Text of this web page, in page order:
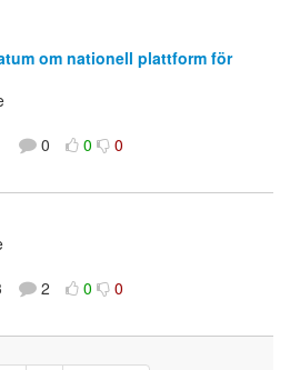
om nationell plattform för
0 0 0
2 0 0